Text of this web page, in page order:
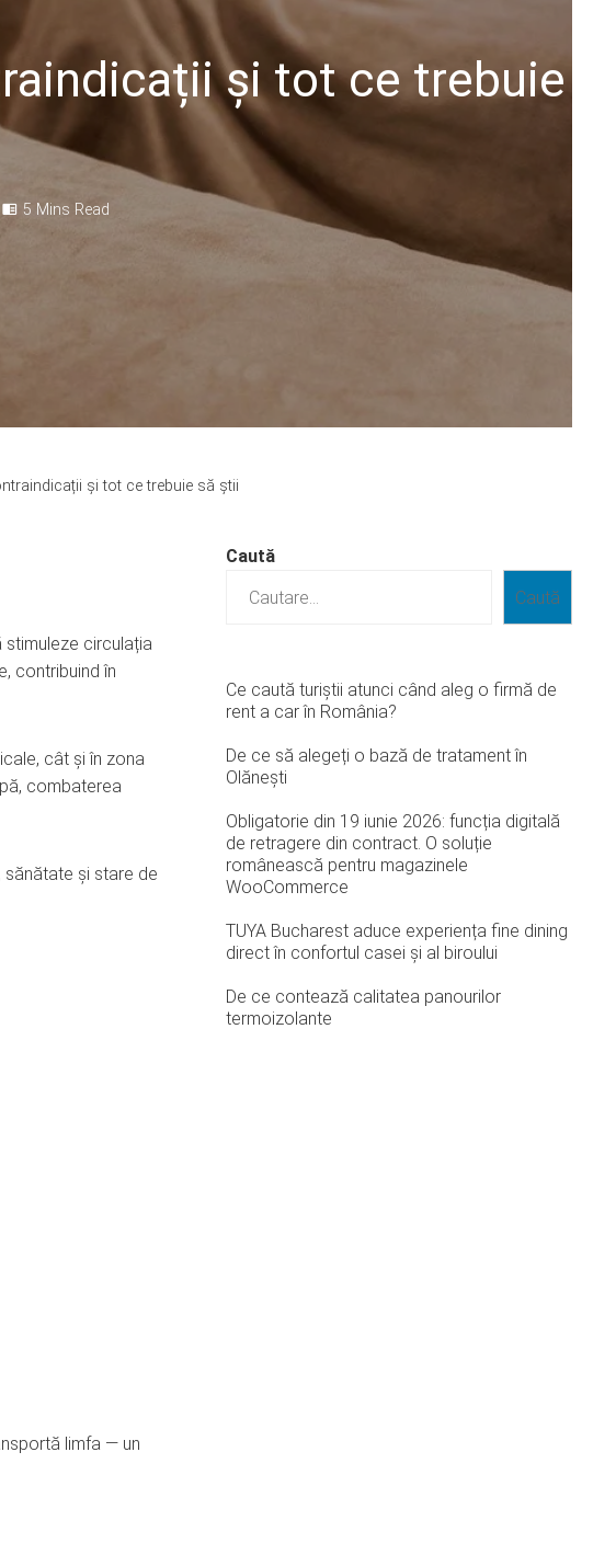
și tot ce trebuie
5 Mins Read
și tot ce trebuie să știi
stimuleze circulația
contribuind în
cât și în zona
combaterea
și stare de
limfa — un
Caută
Caută
Ce caută turiștii atunci când aleg o firmă de
rent a car în România?
De ce să alegeți o bază de tratament în
Olănești
Obligatorie din 19 iunie 2026: funcția digitală
de retragere din contract. O soluție
românească pentru magazinele
WooCommerce
TUYA Bucharest aduce experiența fine dining
direct în confortul casei și al biroului
De ce contează calitatea panourilor
termoizolante